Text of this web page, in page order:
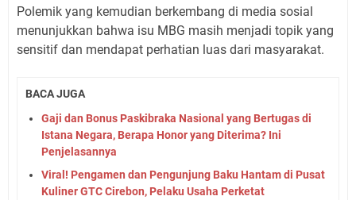
Polemik yang kemudian berkembang di media sosial
menunjukkan bahwa isu MBG masih menjadi topik yang
sensitif dan mendapat perhatian luas dari masyarakat.
BACA JUGA
Gaji dan Bonus Paskibraka Nasional yang Bertugas di
Istana Negara, Berapa Honor yang Diterima? Ini
Penjelasannya
Viral! Pengamen dan Pengunjung Baku Hantam di Pusat
Kuliner GTC Cirebon, Pelaku Usaha Perketat